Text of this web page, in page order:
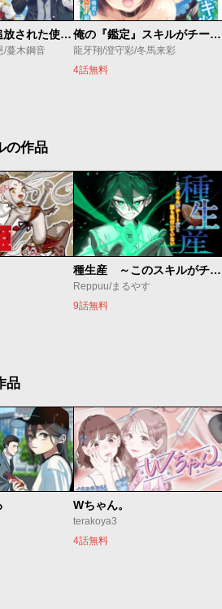
ゴミ以下だと追放された使用人、実は前世賢者です ～史上最強の賢者、世界最高峰の学園に通う～
/蔓木鋼音
俺の『鑑定』スキルがチートすぎて
龍牙翔/澄守彩/冬馬来彩
4話無料
の作品
種生産 ～このスキルがチートだとまだ誰も気付いていない～
Reppuu/まるやす
9話無料
品
Wちゃん。
terakoya3
4話無料